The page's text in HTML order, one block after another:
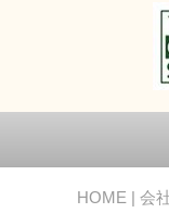
HOME 会